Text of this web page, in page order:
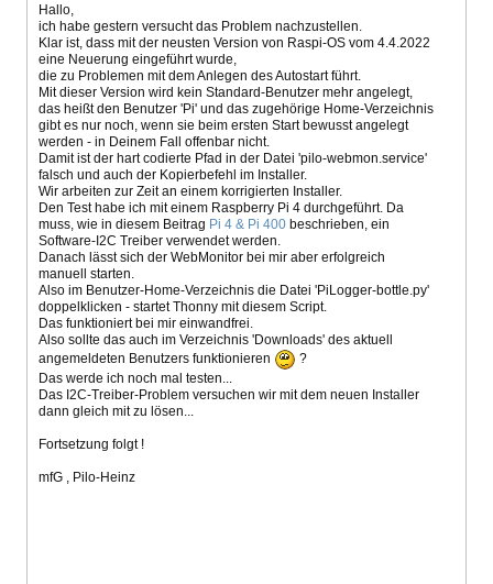
Hallo,
ich habe gestern versucht das Problem nachzustellen.
Klar ist, dass mit der neusten Version von Raspi-OS vom 4.4.2022
eine Neuerung eingeführt wurde,
die zu Problemen mit dem Anlegen des Autostart führt.
Mit dieser Version wird kein Standard-Benutzer mehr angelegt,
das heißt den Benutzer 'Pi' und das zugehörige Home-Verzeichnis
gibt es nur noch, wenn sie beim ersten Start bewusst angelegt
werden - in Deinem Fall offenbar nicht.
Damit ist der hart codierte Pfad in der Datei 'pilo-webmon.service'
falsch und auch der Kopierbefehl im Installer.
Wir arbeiten zur Zeit an einem korrigierten Installer.
Den Test habe ich mit einem Raspberry Pi 4 durchgeführt. Da
muss, wie in diesem Beitrag Pi 4 & Pi 400 beschrieben, ein
Software-I2C Treiber verwendet werden.
Danach lässt sich der WebMonitor bei mir aber erfolgreich
manuell starten.
Also im Benutzer-Home-Verzeichnis die Datei 'PiLogger-bottle.py'
doppelklicken - startet Thonny mit diesem Script.
Das funktioniert bei mir einwandfrei.
Also sollte das auch im Verzeichnis 'Downloads' des aktuell
angemeldeten Benutzers funktionieren
?
Das werde ich noch mal testen...
Das I2C-Treiber-Problem versuchen wir mit dem neuen Installer
dann gleich mit zu lösen...
Fortsetzung folgt !
mfG , Pilo-Heinz